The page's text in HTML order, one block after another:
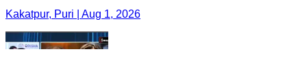
Kakatpur, Puri | Aug 1, 2026